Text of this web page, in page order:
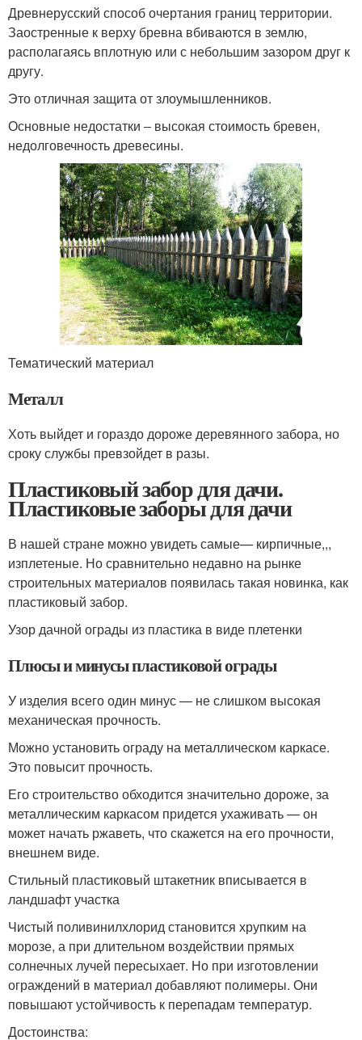
Древнерусский способ очертания границ территории.
Заостренные к верху бревна вбиваются в землю,
располагаясь вплотную или с небольшим зазором друг к
другу.
Это отличная защита от злоумышленников.
Основные недостатки ‒ высокая стоимость бревен,
недолговечность древесины.
Тематический материал
Металл
Хоть выйдет и гораздо дороже деревянного забора, но
сроку службы превзойдет в разы.
Пластиковый забор для дачи.
Пластиковые заборы для дачи
В нашей стране можно увидеть самые— кирпичные,,,
изплетеные. Но сравнительно недавно на рынке
строительных материалов появилась такая новинка, как
пластиковый забор.
Узор дачной ограды из пластика в виде плетенки
Плюсы и минусы пластиковой ограды
У изделия всего один минус — не слишком высокая
механическая прочность.
Можно установить ограду на металлическом каркасе.
Это повысит прочность.
Его строительство обходится значительно дороже, за
металлическим каркасом придется ухаживать — он
может начать ржаветь, что скажется на его прочности,
внешнем виде.
Стильный пластиковый штакетник вписывается в
ландшафт участка
Чистый поливинилхлорид становится хрупким на
морозе, а при длительном воздействии прямых
солнечных лучей пересыхает. Но при изготовлении
ограждений в материал добавляют полимеры. Они
повышают устойчивость к перепадам температур.
Достоинства: